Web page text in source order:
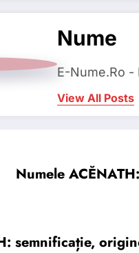
Nume
E-Nume.Ro -
View All Posts
Numele
semnificație,